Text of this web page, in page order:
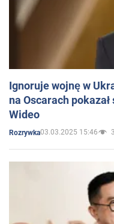
Ignoruje wojnę w
na Oscarach
Wideo
Rozrywka03.03.2025 15:46